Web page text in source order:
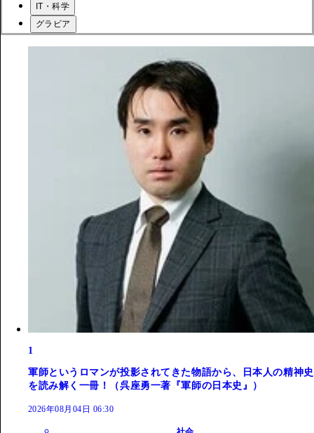
IT・科学
グラビア
1
軍師というロマンが投影されてきた物語から、日本人の精神史
を読み解く一冊！（呉座勇一著『軍師の日本史』）
2026年08月04日 06:30